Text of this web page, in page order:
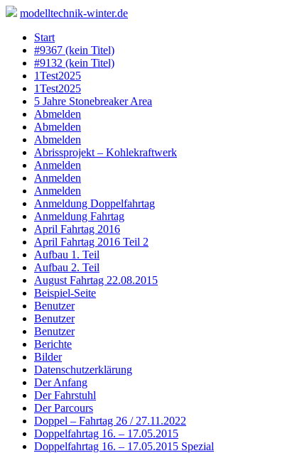
modelltechnik-winter.de
Skip
content
Start
#9367 (kein Titel)
#9132 (kein Titel)
1Test2025
1Test2025
5 Jahre Stonebreaker Area
Abmelden
Abmelden
Abmelden
Abrissprojekt – Kohlekraftwerk
Anmelden
Anmelden
Anmelden
Anmeldung Doppelfahrtag
Anmeldung Fahrtag
April Fahrtag 2016
April Fahrtag 2016 Teil 2
Aufbau 1. Teil
Aufbau 2. Teil
August Fahrtag 22.08.2015
Beispiel-Seite
Benutzer
Benutzer
Benutzer
Berichte
Bilder
Datenschutzerklärung
Der Anfang
Der Fahrstuhl
Der Parcours
Doppel – Fahrtag 26 / 27.11.2022
Doppelfahrtag 16. – 17.05.2015
Doppelfahrtag 16. – 17.05.2015 Spezial